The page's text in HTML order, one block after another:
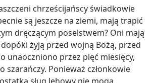
chrześcijańscy świadkowie
są jeszcze na ziemi, mają trapić
dręczącym poselstwem? Oni mają
żyją przed wojną Bożą, przed
unaoczniono przez pięć miesięcy,
szarańczy. Ponieważ członkowie
sług Jehowy nie mogą